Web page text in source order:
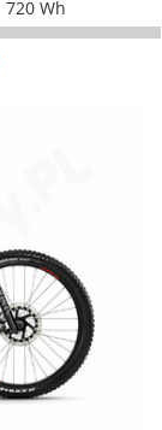
720 Wh